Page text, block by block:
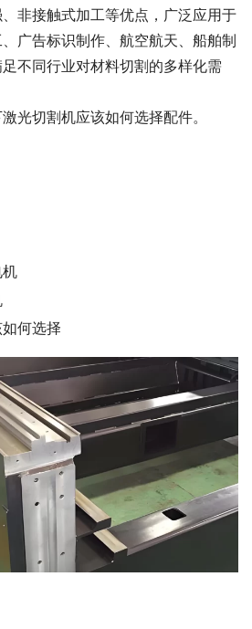
非接触式加工等优点，广泛应用于
广告标识制作、航空航天、船舶制
不同行业对材料切割的多样化需
光切割机应该如何选择配件。
何选择